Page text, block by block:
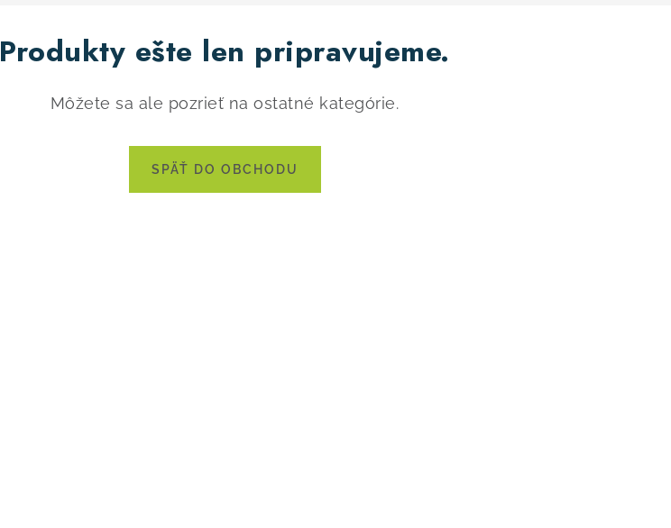
Produkty ešte len pripravujeme.
Môžete sa ale pozrieť na ostatné kategórie.
SPÄŤ DO OBCHODU